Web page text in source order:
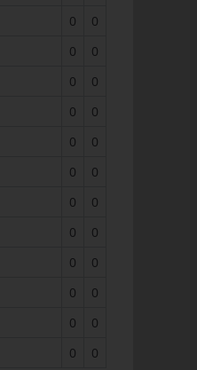
0
0
0
0
0
0
0
0
0
0
0
0
0
0
0
0
0
0
0
0
0
0
0 0